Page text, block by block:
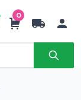
0